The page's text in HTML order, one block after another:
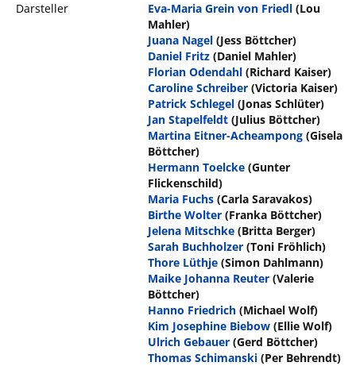
Darsteller
Eva-Maria Grein von Friedl (Lou
Mahler)
Juana Nagel (Jess Böttcher)
Daniel Fritz (Daniel Mahler)
Florian Odendahl (Richard Kaiser)
Caroline Schreiber (Victoria Kaiser)
Patrick Schlegel (Jonas Schlüter)
Jan Stapelfeldt (Julius Böttcher)
Martina Eitner-Acheampong (Gisela
Böttcher)
Hermann Toelcke (Gunter
Flickenschild)
Maria Fuchs (Carla Saravakos)
Birthe Wolter (Franka Böttcher)
Jelena Mitschke (Britta Berger)
Sarah Buchholzer (Toni Fröhlich)
Thore Lüthje (Simon Dahlmann)
Maike Johanna Reuter (Valerie
Böttcher)
Hanno Friedrich (Michael Wolf)
Kim Josephine Biebow (Ellie Wolf)
Ulrich Gebauer (Gerd Böttcher)
Thomas Schimanski (Per Behrendt)